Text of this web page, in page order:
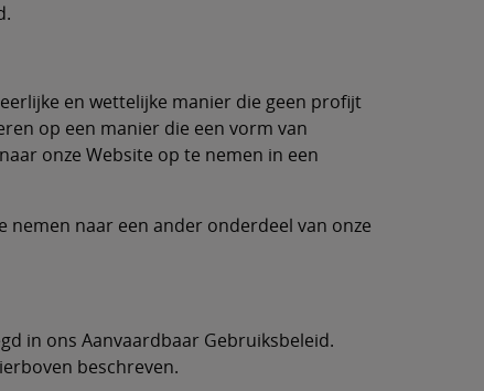
en wettelijke manier die geen profijt
op een manier die een vorm van
onze Website op te nemen in een
nemen naar een ander onderdeel van onze
in ons Aanvaardbaar Gebruiksbeleid.
beschreven.